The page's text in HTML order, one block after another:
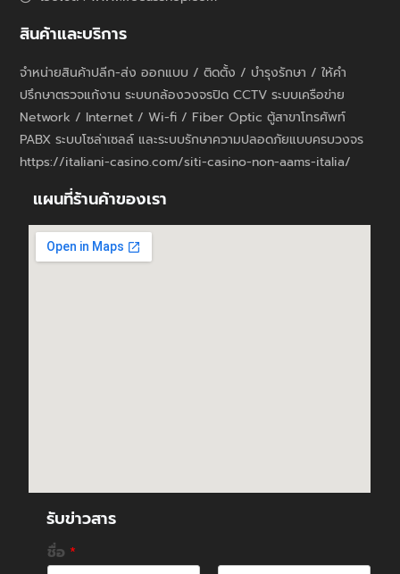
สินค้าและบริการ
จำหน่ายสินค้าปลีก-ส่ง ออกแบบ / ติดตั้ง / บำรุงรักษา / ให้คำ
ปรึกษาตรวจแก้งาน ระบบกล้องวงจรปิด CCTV ระบบเครือข่าย
Network / Internet / Wi-fi / Fiber Optic ตู้สาขาโทรศัพท์
PABX ระบบโซล่าเซลล์ และระบบรักษาความปลอดภัยแบบครบวงจร
https://italiani-casino.com/siti-casino-non-aams-italia/
แผนที่ร้านค้าของเรา
รับข่าวสาร
ชื่อ *